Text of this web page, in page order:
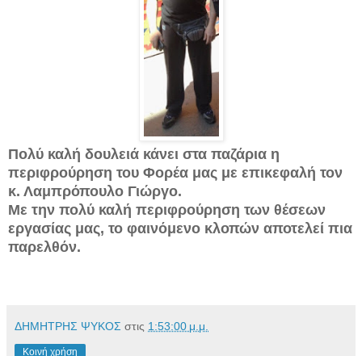
Πολύ καλή δουλειά κάνει στα παζάρια η
περιφρούρηση του Φορέα μας με επικεφαλή τον
κ. Λαμπρόπουλο Γιώργο.
Με την πολύ καλή περιφρούρηση των θέσεων
εργασίας μας, το φαινόμενο κλοπών αποτελεί πια
παρελθόν.
ΔΗΜΗΤΡΗΣ ΨΥΚΟΣ στις 1:53:00 μ.μ.
Κοινή χρήση